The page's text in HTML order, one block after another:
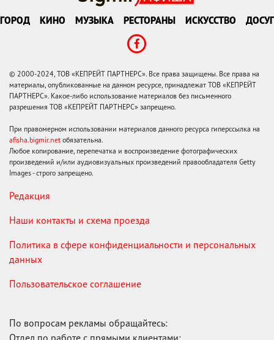
ГОРОД КИНО МУЗЫКА РЕСТОРАНЫ ИСКУССТВО ДОСУГ
© 2000-2024, ТОВ «КЕПРЕЙТ ПАРТНЕРС». Все права защищены. Все права на
материалы, опубликованные на данном ресурсе, принадлежат ТОВ «КЕПРЕЙТ
ПАРТНЕРС». Какое-либо использование материалов без письменного
разрешения ТОВ «КЕПРЕЙТ ПАРТНЕРС» запрещено.
При правомерном использовании материалов данного ресурса гиперссылка на
afisha.bigmir.net обязательна.
Любое копирование, перепечатка и воспроизведение фотографических
произведений и/или аудиовизуальных произведений правообладателя Getty
Images - строго запрещено.
Редакция
Наши контакты и схема проезда
Политика в сфере конфиденциальности и персональных
данных
Пользовательское соглашение
По вопросам рекламы обращайтесь:
Отдел по работе с прямыми клиентами: